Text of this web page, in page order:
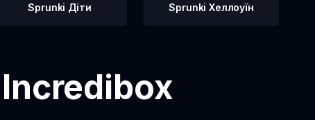
Sprunki Діти Sprunki Хеллоуїн